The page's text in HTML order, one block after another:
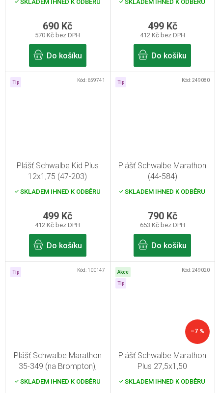
SKLADEM IHNED K ODBĚRU
570 Kč bez DPH
690 Kč
Do košíku
SKLADEM IHNED K ODBĚRU
412 Kč bez DPH
499 Kč
Do košíku
Tip
Plášť Schwalbe Kid Plus
12x1,75 (47-203)
SKLADEM IHNED K ODBĚRU
412 Kč bez DPH
499 Kč
Do košíku
Kód: 659741 Tip
Plášť Schwalbe Marathon
(44-584)
SKLADEM IHNED K ODBĚRU
653 Kč bez DPH
790 Kč
Do košíku
Kód:249080
Tip
Plášť Schwalbe Marathon
35-349 (na Brompton),
SKLADEM IHNED K ODBĚRU
Kód: 100147 Akce
Tip
–7 %
Plášť Schwalbe Marathon
Plus 27,5x1,50
SKLADEM IHNED K ODBĚRU
Kód:249020